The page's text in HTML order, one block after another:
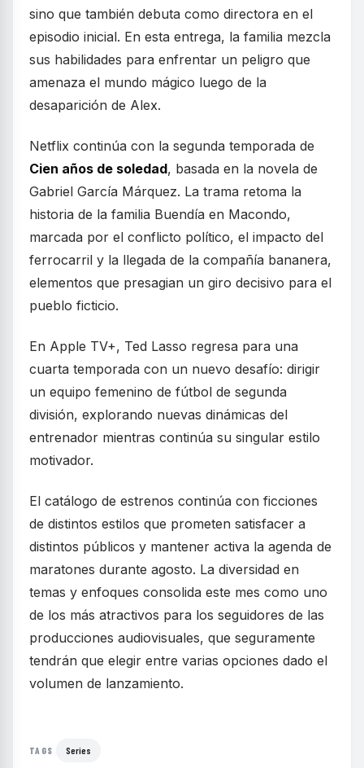
sino que también debuta como directora en el
episodio inicial. En esta entrega, la familia mezcla
sus habilidades para enfrentar un peligro que
amenaza el mundo mágico luego de la
desaparición de Alex.
Netflix continúa con la segunda temporada de
Cien años de soledad, basada en la novela de
Gabriel García Márquez. La trama retoma la
historia de la familia Buendía en Macondo,
marcada por el conflicto político, el impacto del
ferrocarril y la llegada de la compañía bananera,
elementos que presagian un giro decisivo para el
pueblo ficticio.
En Apple TV+, Ted Lasso regresa para una
cuarta temporada con un nuevo desafío: dirigir
un equipo femenino de fútbol de segunda
división, explorando nuevas dinámicas del
entrenador mientras continúa su singular estilo
motivador.
El catálogo de estrenos continúa con ficciones
de distintos estilos que prometen satisfacer a
distintos públicos y mantener activa la agenda de
maratones durante agosto. La diversidad en
temas y enfoques consolida este mes como uno
de los más atractivos para los seguidores de las
producciones audiovisuales, que seguramente
tendrán que elegir entre varias opciones dado el
volumen de lanzamiento.
TAGS Series